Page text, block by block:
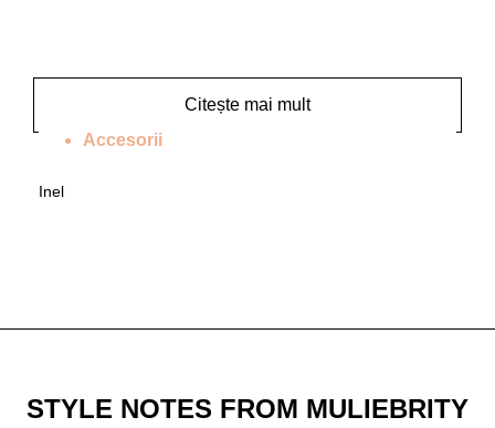
Citește mai mult
Accesorii
Inel
STYLE NOTES FROM MULIEBRITY